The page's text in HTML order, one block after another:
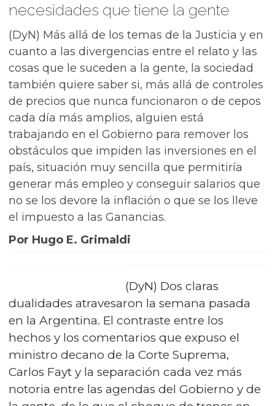
necesidades que tiene la gente
(DyN) Más allá de los temas de la Justicia y en
cuanto a las divergencias entre el relato y las
cosas que le suceden a la gente, la sociedad
también quiere saber si, más allá de controles
de precios que nunca funcionaron o de cepos
cada día más amplios, alguien está
trabajando en el Gobierno para remover los
obstáculos que impiden las inversiones en el
país, situación muy sencilla que permitiría
generar más empleo y conseguir salarios que
no se los devore la inflación o que se los lleve
el impuesto a las Ganancias.
Por Hugo E. Grimaldi
(DyN) Dos claras
dualidades atravesaron la semana pasada
en la Argentina. El contraste entre los
hechos y los comentarios que expuso el
ministro decano de la Corte Suprema,
Carlos Fayt y la separación cada vez más
notoria entre las agendas del Gobierno y de